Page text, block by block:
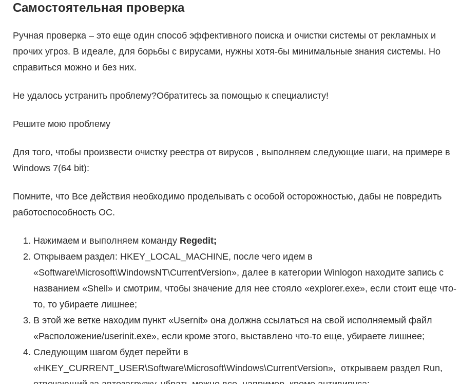
Самостоятельная проверка
Ручная проверка – это еще один способ эффективного поиска и очистки системы от рекламных и
прочих угроз. В идеале, для борьбы с вирусами, нужны хотя-бы минимальные знания системы. Но
справиться можно и без них.
Не удалось устранить проблему?Обратитесь за помощью к специалисту!
Решите мою проблему
Для того, чтобы произвести очистку реестра от вирусов , выполняем следующие шаги, на примере в
Windows 7(64 bit):
Помните, что Все действия необходимо проделывать с особой осторожностью, дабы не повредить
работоспособность ОС.
Нажимаем и выполняем команду Regedit;
Открываем раздел: HKEY_LOCAL_MACHINE, после чего идем в
«Software\Microsoft\WindowsNT\CurrentVersion», далее в категории Winlogon находите запись с
названием «Shell» и смотрим, чтобы значение для нее стояло «explorer.exe», если стоит еще что-
то, то убираете лишнее;
В этой же ветке находим пункт «Usernit» она должна ссылаться на свой исполняемый файл
«Расположение/userinit.exe», если кроме этого, выставлено что-то еще, убираете лишнее;
Следующим шагом будет перейти в
«HKEY_CURRENT_USER\Software\Microsoft\Windows\CurrentVersion», открываем раздел Run,